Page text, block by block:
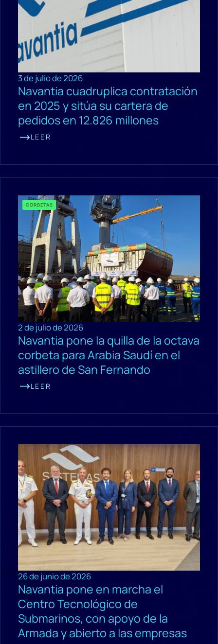
3 de julio de 2026
Navantia cuadruplica contratación
en 2025 y sitúa su cartera de
pedidos en 12.826 millones
LEER
CORBETAS
2 de julio de 2026
Navantia pone la quilla de la octava
corbeta para Arabia Saudí en el
astillero de San Fernando
LEER
26 de junio de 2026
Navantia pone en marcha el
Centro Tecnológico de
Submarinos, con apoyo de la
Armada y abierto a las empresas